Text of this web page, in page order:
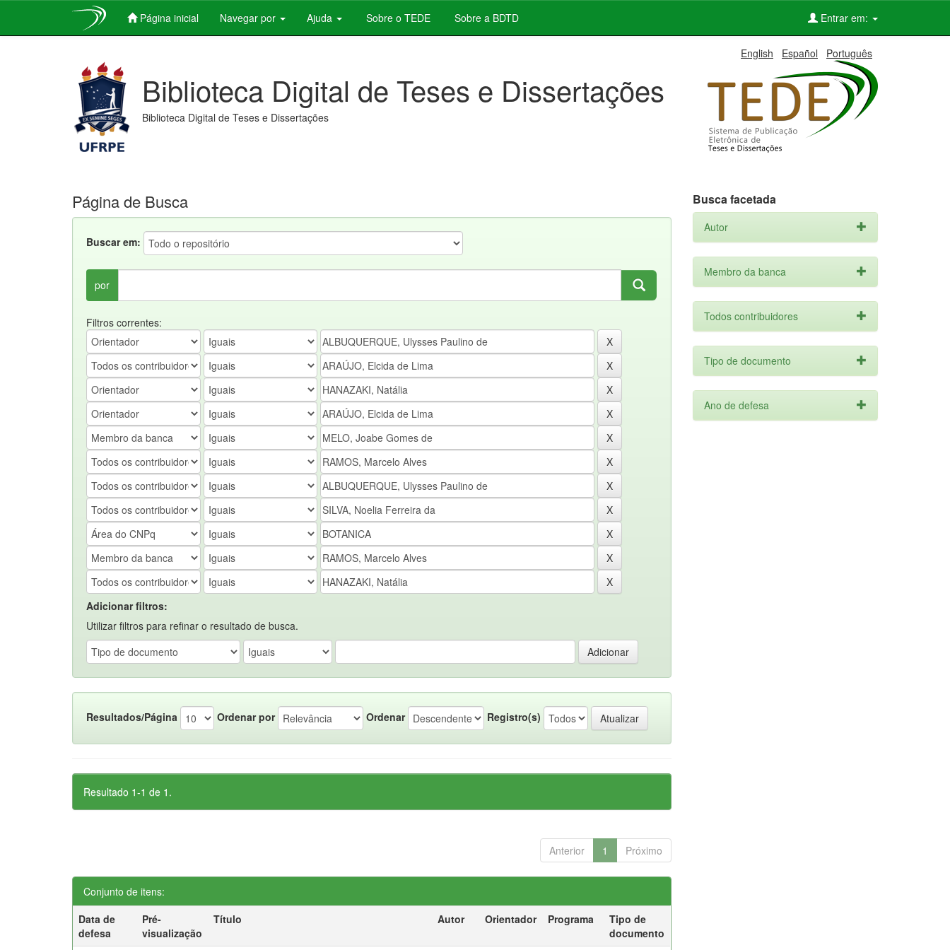
Página inicial Navegar por Ajuda Sobre o TEDE Sobre a BDTD Entrar em:
English Español Português
Biblioteca Digital de Teses e Dissertações
Biblioteca Digital de Teses e Dissertações
Página de Busca
Buscar em:
por
Filtros correntes:
Adicionar filtros:
Utilizar filtros para refinar o resultado de busca.
Resultados/Página Ordenar por Ordenar Registro(s)
Resultado 1-1 de 1.
Anterior 1 Próximo
Conjunto de itens:
Data de
defesa
Pré-
visualização
Título Autor Orientador Programa
Tipo de
documento
Busca facetada
Autor
Membro da banca
Todos contribuidores
Tipo de documento
Ano de defesa